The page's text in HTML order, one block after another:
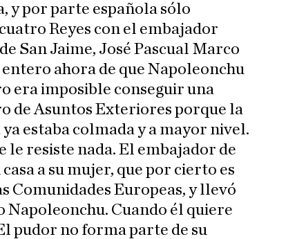
y por parte española sólo
Reyes con el embajador
San Jaime, José Pascual Marco
ahora de que Napoleonchu
era imposible conseguir una
de Asuntos Exteriores porque la
estaba colmada y a mayor nivel.
le resiste nada. El embajador de
a su mujer, que por cierto es
Comunidades Europeas, y llevó
Napoleonchu. Cuando él quiere
pudor no forma parte de su